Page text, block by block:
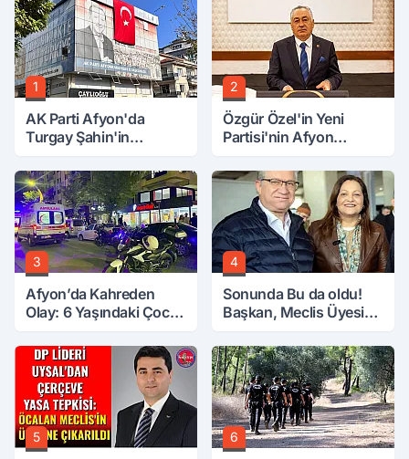
1
AK Parti Afyon'da
Turgay Şahin'in
2
Özgür Özel'in Yeni
Partisi'nin Afyon
3
Afyon’da Kahreden
Olay: 6 Yaşındaki Çocuk
4
Sonunda Bu da oldu!
Başkan, Meclis Üyesini
Attırdı
5 6